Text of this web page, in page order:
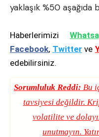
yaklaşık %50 aşağıda
Haberlerimizi
Facebook, Twitter ve
edebilirsiniz.
Sorumluluk Reddi: Bu
tavsiyesi değildir.
volatilite ve
unutmayın.